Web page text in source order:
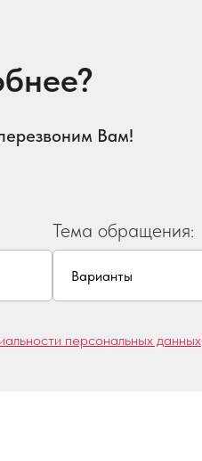
Вам!
Тема обращения:
персональных данных